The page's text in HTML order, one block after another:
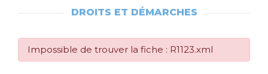
DROITS ET DÉMARCHES
Impossible de trouver la fiche : R1123.xml